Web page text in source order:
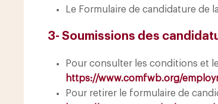
Le Formulaire de candidature de
3- Soumissions des
Pour consulter les conditions et
https://www.comfwb.org/
Pour retirer le formulaire de